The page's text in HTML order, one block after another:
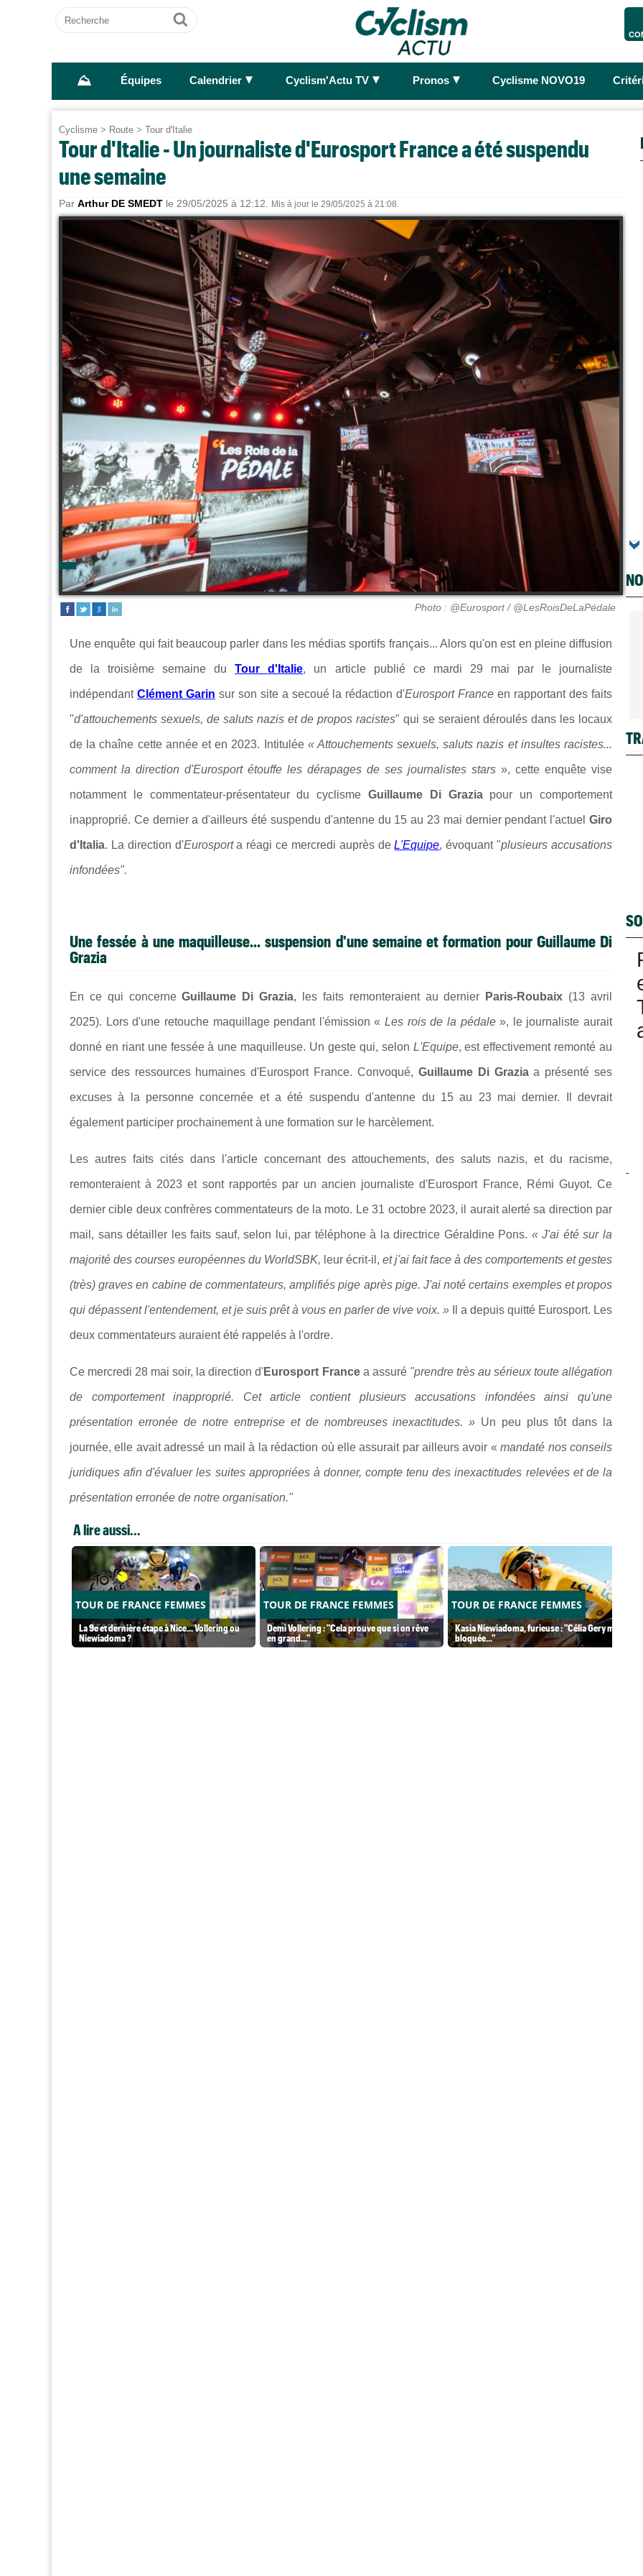
Recherche
Ok
⛰ Équipes Calendrier ► Cyclism'Actu TV ► Pronos ► Cyclisme NOVO19
Cyclisme > Route > Tour d'Italie
Tour d'Italie - Un journaliste d'Eurosport France a été suspendu
une semaine
Par Arthur DE SMEDT le 29/05/2025 à 12:12. Mis à jour le 29/05/2025 à 21:08.
Photo : @Eurosport / @LesRoisDeLaPédale
Une enquête qui fait beaucoup parler dans les médias sportifs français... Alors qu'on est en pleine diffusion
de la troisième semaine duTour d'Italie, un article publié ce mardi 29 mai par le journaliste
indépendant Clément Garin sur son site a secoué la rédaction d'Eurosport Franceen rapportant des faits
"d'attouchements sexuels, de saluts nazis et de propos racistes" qui se seraient déroulés dans les locaux
de la chaîne cette année et en 2023. Intitulée « Attouchements sexuels, saluts nazis et insultes racistes...
comment la direction d'Eurosport étouffe les dérapages de ses journalistes stars », cette enquête vise
notamment le commentateur-présentateur du cyclisme Guillaume Di Graziapour un comportement
inapproprié. Ce dernier a d'ailleurs été suspendu d'antenne du 15 au 23 mai dernier pendant l'actuel Giro
d'Italia. La direction d'Eurosporta réagi ce mercredi auprès deL'Equipe, évoquant "plusieurs accusations
infondées".
Une fessée à une maquilleuse... suspension d'une semaine et formation pour Guillaume Di
Grazia
En ce qui concerneGuillaume Di Grazia, les faits remonteraient au dernier Paris-Roubaix (13 avril
2025). Lors d'une retouche maquillage pendant l'émission « Les rois de la pédale», le journaliste aurait
donné en riant une fessée à une maquilleuse. Un geste qui, selon L'Equipe, est effectivement remonté au
service des ressources humaines d'Eurosport France. Convoqué, Guillaume Di Graziaa présenté ses
excuses à la personne concernée et a été suspendu d'antenne du 15 au 23 mai dernier. Il devrait
également participer prochainement à une formation sur le harcèlement.
Les autres faits cités dans l'article concernant des attouchements, des saluts nazis, et du racisme,
remonteraient à 2023 et sont rapportés par un ancien journaliste d'Eurosport France, Rémi Guyot. Ce
dernier cible deux confrères commentateurs de la moto. Le 31 octobre 2023, il aurait alerté sa direction par
mail, sans détailler les faits sauf, selon lui, par téléphone à la directrice Géraldine Pons. « J'ai été sur la
majorité des courses européennes du WorldSBK, leur écrit-il, et j'ai fait face à des comportements et gestes
(très) graves en cabine de commentateurs, amplifiés pige après pige. J'ai noté certains exemples et propos
qui dépassent l'entendement, et je suis prêt à vous en parler de vive voix. » Il a depuis quitté Eurosport. Les
deux commentateurs auraient été rappelés à l'ordre.
Ce mercredi 28 mai soir, la direction d'Eurosport Francea assuré"prendre très au sérieux toute allégation
de comportement inapproprié. Cet article contient plusieurs accusations infondées ainsi qu'une
présentation erronée de notre entreprise et de nombreuses inexactitudes. » Un peu plus tôt dans la
journée, elle avait adressé un mail à la rédaction où elle assurait par ailleurs avoir «mandaté nos conseils
juridiques afin d'évaluer les suites appropriées à donner, compte tenu des inexactitudes relevées et de la
présentation erronée de notre organisation."
A lire aussi...
TOUR DE FRANCE FEMMES
La 9e et dernière étape à Nice... Vollering ou
Niewiadoma ?
TOUR DE FRANCE FEMMES
Demi Vollering : "Cela prouve que si on rêve
en grand..."
TOUR DE FRANCE FEMMES
Kasia Niewiadoma, furieuse : "Célia Gery m'a
bloquée..."
-